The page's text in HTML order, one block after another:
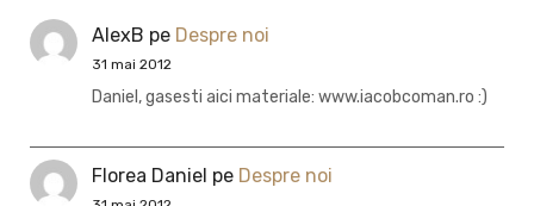
AlexB pe Despre noi
31 mai 2012
Daniel, gasesti aici materiale: www.iacobcoman.ro :)
Florea Daniel pe Despre noi